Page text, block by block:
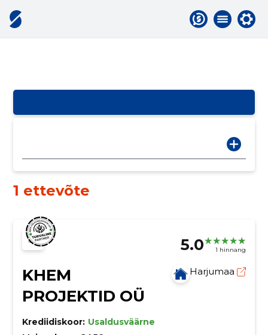
1 ettevõte
5.0 1 hinnang
KHEM
PROJEKTID OÜ
Harjumaa
Krediidiskoor: Usaldusväärne